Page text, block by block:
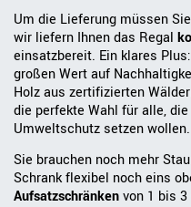
Um die Lieferung müssen
wir liefern Ihnen das Regal
einsatzbereit. Ein klares
großen Wert auf
Holz aus zertifizierten
die perfekte Wahl für alle,
Umweltschutz setzen wollen.
Sie brauchen noch mehr
Schrank flexibel noch eins
Aufsatzschränkenvon 1 bis 3